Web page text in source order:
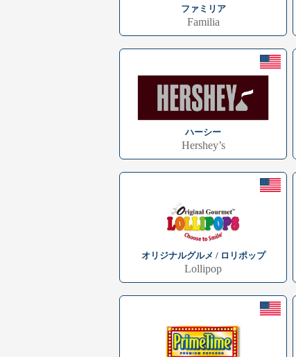
ファミリア
Familia
ハーシー
Hershey’s
オリジナルグルメ / ロリポップ
Lollipop